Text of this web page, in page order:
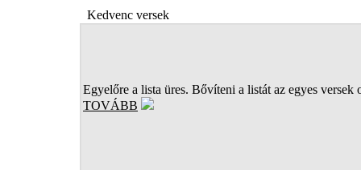
Kedvenc versek
Egyelőre a lista üres. Bővíteni a listát az egyes versek
TOVÁBB